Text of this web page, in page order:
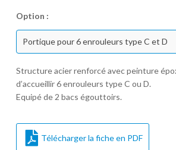
Option :
Portique pour 6 enrouleurs type C et D
Structure acier renforcé avec peinture
d’accueillir 6 enrouleurs type C ou D.
Equipé de 2 bacs égouttoirs.
Télécharger la fiche en PDF